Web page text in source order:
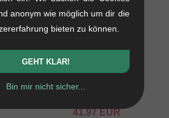
Black/Black/Black
41.97EUR
anonym wie möglich um dir die
bieten zu können.
GEHT KLAR!
Bin mir nicht sicher...